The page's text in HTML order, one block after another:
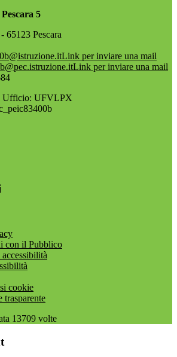
5
65123 Pescara
Link per inviare una mail
Link per inviare una mail
Ufficio: UFVLPX
con il Pubblico
cookie
trasparente
13709 volte